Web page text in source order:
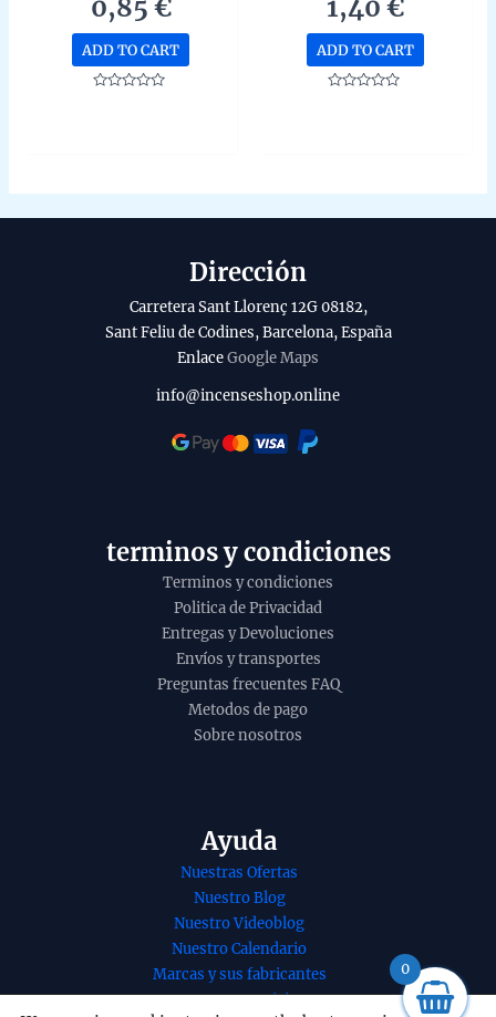
mano en bangalore
unidad de 15g
0,85 €
ADD TO CART
bangalore unidad
de 15g
1,40 €
ADD TO CART
Dirección
Carretera Sant Llorenç 12G 08182,
Sant Feliu de Codines, Barcelona, España
EnlaceGoogle Maps
info@incenseshop.online
terminos y condiciones
Terminos y condiciones
Politica de Privacidad
Entregas y Devoluciones
Envíos y transportes
Preguntas frecuentes FAQ
Metodos de pago
Sobre nosotros
Ayuda
Nuestras Ofertas
Nuestro Blog
Nuestro Videoblog
Nuestro Calendario
Marcas y sus fabricantes
Nuestros Servicios
0
Resina de incienso
Goloka organico en
o
organico de